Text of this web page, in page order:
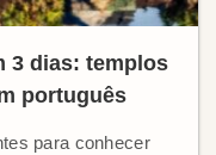
3 dias: templos
português
para conhecer